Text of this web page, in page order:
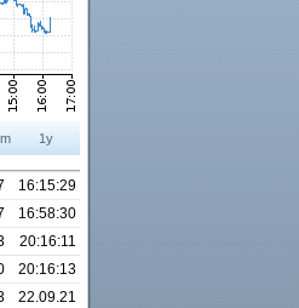
1y
16:15:29
16:58:30
20:16:11
20:16:13
22.09.21